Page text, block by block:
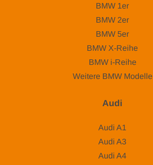
BMW 1er
BMW 2er
BMW 5er
BMW X-Reihe
BMW i-Reihe
Weitere BMW Modelle
Audi
Audi A1
Audi A3
Audi A4